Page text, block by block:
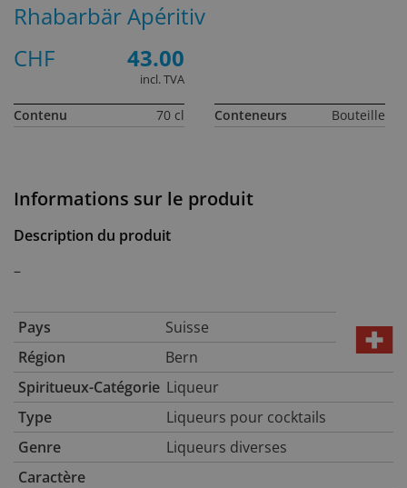
Informations sur le produit
Description du produit
–
Pays
Suisse
Région
Bern
Spiritueux-Catégorie Liqueur
Type
Liqueurs pour cocktails
Genre
Liqueurs diverses
Caractère
Rhabarbär Apéritiv
CHF
43.00
incl. TVA
Contenu 70 cl Conteneurs Bouteille